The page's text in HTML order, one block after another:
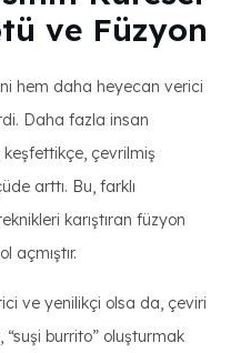
ve Füzyon
hem daha heyecan verici
Daha fazla insan
çevrilmiş
arttı. Bu, farklı
karıştıran füzyon
açmıştır.
ve yenilikçi olsa da, çeviri
“suşi burrito” oluşturmak